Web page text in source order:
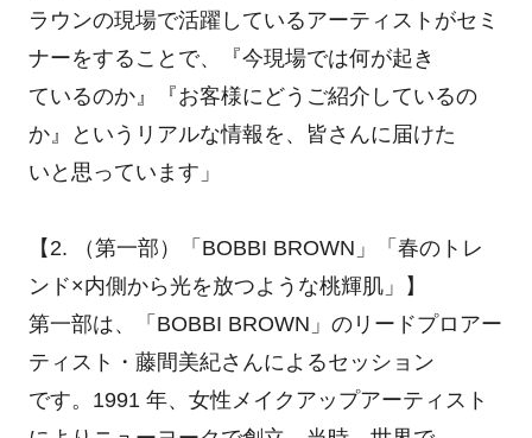
ラウンの現場で活躍しているアーティストがセミ
ナーをすることで、『今現場では何が起き
ているのか』『お客様にどうご紹介しているの
か』というリアルな情報を、皆さんに届けた
いと思っています」
【2. （第一部）「BOBBI BROWN」「春のトレ
ンド×内側から光を放つような桃輝肌」】
第一部は、「BOBBI BROWN」のリードプロアー
ティスト・藤間美紀さんによるセッション
です。1991 年、女性メイクアップアーティスト